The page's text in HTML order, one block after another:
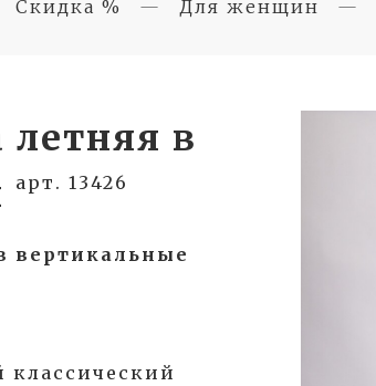
Скидка % Для женщин
в
арт. 13426
вертикальные
классический